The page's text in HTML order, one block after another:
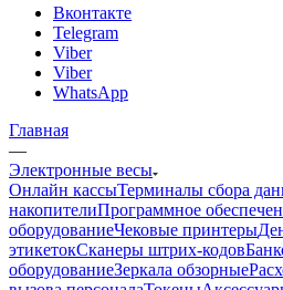
Вконтакте
Telegram
Viber
Viber
WhatsApp
Главная
—
Электронные весы
Онлайн кассыТерминалы сбора
накопителиПрограммное
оборудованиеЧековые принтеры
этикетокСканеры штрих-кодов
оборудованиеЗеркала обзорные